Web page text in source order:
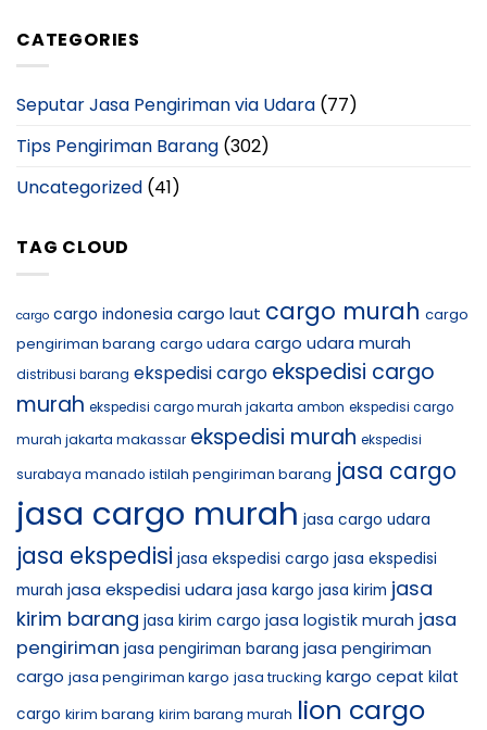
CATEGORIES
Seputar Jasa Pengiriman via Udara (77)
Tips Pengiriman Barang (302)
Uncategorized (41)
TAG CLOUD
cargo cargo indonesia cargo laut cargo murah cargo
pengiriman barang cargo udara cargo udara murah
distribusi barang ekspedisi cargo ekspedisi cargo
murah ekspedisi cargo murah jakarta ambon ekspedisi cargo
murah jakarta makassar ekspedisi murah ekspedisi
surabaya manado istilah pengiriman barang jasa cargo
jasa cargo murah jasa cargo udara
jasa ekspedisi jasa ekspedisi cargo jasa ekspedisi
murah jasa ekspedisi udara jasa kargo jasa kirim jasa
kirim barang jasa kirim cargo jasa logistik murah jasa
pengiriman jasa pengiriman barang jasa pengiriman
cargo jasa pengiriman kargo jasa trucking kargo cepat kilat
cargo kirim barang kirim barang murah lion cargo